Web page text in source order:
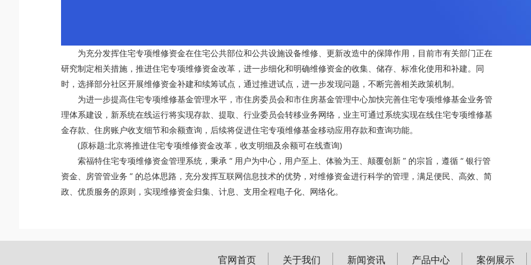
为充分发挥住宅专项维修资金在住宅公共部位和公共设施设备维修、更新改造中的保障作用，目前市有关部门正在
研究制定相关措施，推进住宅专项维修资金改革，进一步细化和明确维修资金的收集、储存、标准化使用和补建。同
时，选择部分社区开展维修资金补建和续筹试点，通过推进试点，进一步发现问题，不断完善相关政策机制。
为进一步提高住宅专项维修基金管理水平，市住房委员会和市住房基金管理中心加快完善住宅专项维修基金业务管
理体系建设，新系统在线运行将实现存款、提取、行业委员会转移业务网络，业主可通过系统实现在线住宅专项维修基
金存款、住房账户收支细节和余额查询，后续将促进住宅专项维修基金移动应用存款和查询功能。
(原标题:北京将推进住宅专项维修资金改革，收支明细及余额可在线查询)
索福特住宅专项维修资金管理系统，秉承 “ 用户为中心，用户至上、体验为王、颠覆创新 ” 的宗旨，遵循 “ 银行管
资金、房管管业务 ” 的总体思路，充分发挥互联网信息技术的优势，对维修资金进行科学的管理，满足便民、高效、简
政、优质服务的原则，实现维修资金归集、计息、支用全程电子化、网络化。
官网首页 关于我们 新闻资讯 产品中心 案例展示